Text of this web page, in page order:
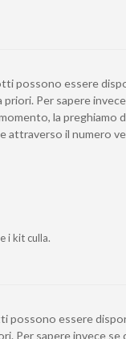
possono essere
Per sapere
la preghiamo
attraverso il numero
i kit culla.
possono essere
Per sapere invece se